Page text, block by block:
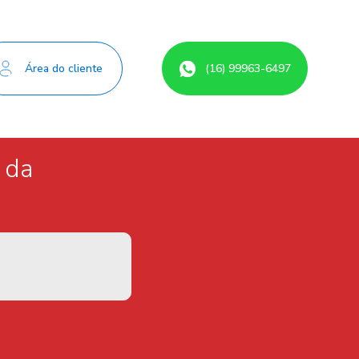
Área do cliente (16) 99963-6497
ao Projeto Social Cor Ação, localizado no bairro Cidade
envolvidas com o projeto e testemunhar o impacto